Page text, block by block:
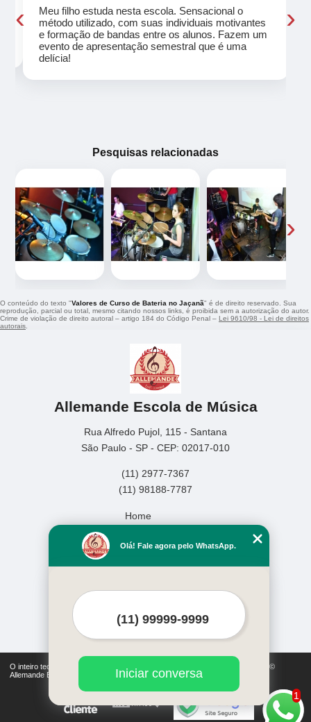
Meu filho estuda nesta escola. Sensacional o
método utilizado, com suas individuais motivantes
e formação de bandas entre os alunos. Fazem um
evento de apresentação semestral que é uma
delícia!
‹ ›
Pesquisas relacionadas
‹ ›
O conteúdo do texto "Valores de Curso de Bateria no Jaçanã" é de direito reservado. Sua
reprodução, parcial ou total, mesmo citando nossos links, é proibida sem a autorização do autor.
Crime de violação de direito autoral – artigo 184 do Código Penal – Lei 9610/98 - Lei de direitos
autorais
Allemande Escola de Música
Rua Alfredo Pujol, 115 - Santana
São Paulo - SP - CEP: 02017-010
(11) 2977-7367
(11) 98188-7787
Home
Missão
O inteiro teor deste site está sujeito à proteção de direitos autorais. Copyright©
Allemande Escola de Música (Lei 9610 de 19/02/1998)
1
Olá! Fale agora pelo WhatsApp.
Iniciar conversa